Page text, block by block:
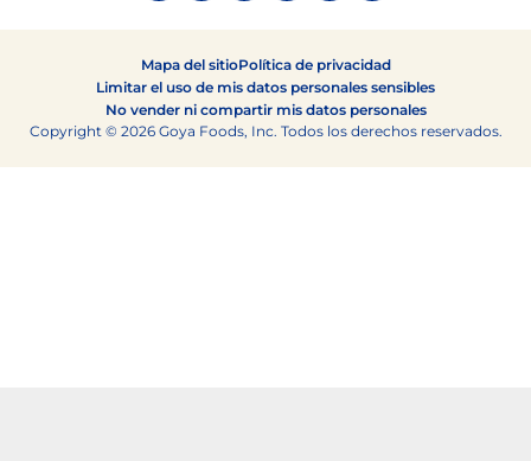
Mapa del sitioPolítica de privacidad
Limitar el uso de mis datos personales sensibles
No vender ni compartir mis datos personales
Copyright © 2026 Goya Foods, Inc. Todos los derechos reservados.